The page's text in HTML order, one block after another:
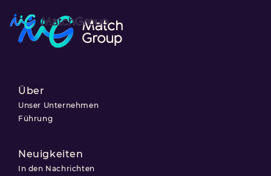
Über
Unser Unternehmen
Führung
Neuigkeiten
In den Nachrichten